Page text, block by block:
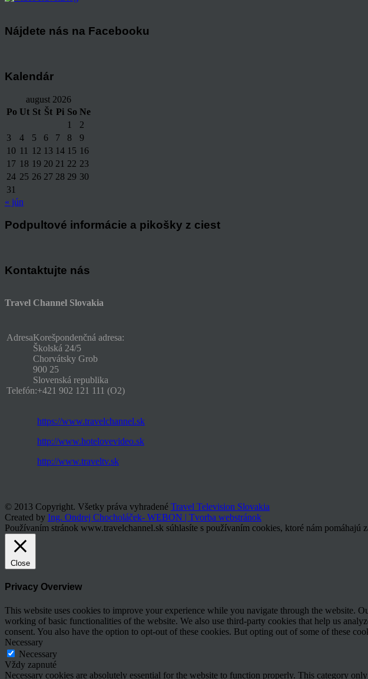
Nájdete nás na Facebooku
Kalendár
august 2026
Po Ut St Št Pi So Ne
1
2
3
4 5 6 7 8
9
10 11 12 13 14 15 16
17 18 19 20 21 22 23
24 25 26 27 28 29 30
31
« jún
Podpultové informácie a pikošky z ciest
Kontaktujte nás
Travel Channel Slovakia
AdresaKorešpondenčná adresa:
Školská 24/5
Chorvátsky Grob
900 25
Slovenská republika
Telefón:+421 902 121 111 (O2)
https://www.travelchannel.sk
http://www.hotelovevideo.sk
http://www.traveltv.sk
© 2013 Copyright. Všetky práva vyhradené Travel Television Slovakia
Created by Ing. Ondrej Chocholáček- WEBON | Tvorba webstránok
Používaním stránok www.travelchannel.sk súhlasíte s používaním cookies, ktoré nám pomáhajú
Close
Privacy Overview
This website uses cookies to improve your experience while you navigate through the website.
working of basic functionalities of the website. We also use third-party cookies that help us
consent. You also have the option to opt-out of these cookies. But opting out of some of these
Necessary
Necessary
Vždy zapnuté
Necessary cookies are absolutely essential for the website to function properly. This category